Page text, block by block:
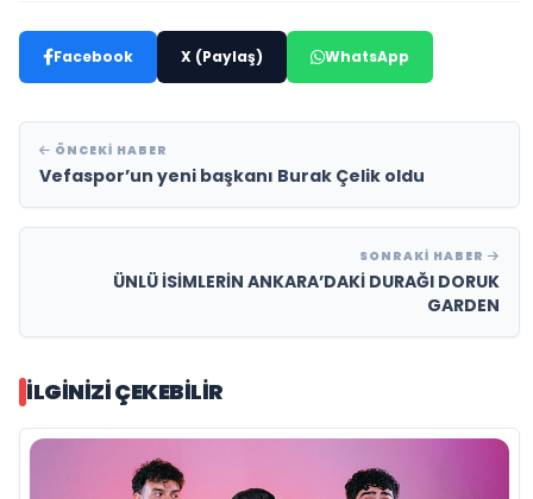
Facebook X (Paylaş) WhatsApp
ÖNCEKI HABER
Vefaspor’un yeni başkanı Burak Çelik oldu
SONRAKI HABER
ÜNLÜ İSİMLERİN ANKARA’DAKİ DURAĞI DORUK
GARDEN
İLGINIZI ÇEKEBILIR